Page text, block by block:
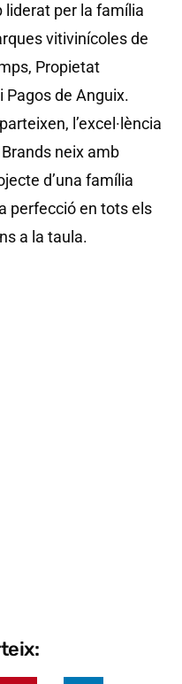
liderat per la família
vitivinícoles de
Propietat
Pagos de Anguix.
l’excel·lència
neix amb
d’una família
perfecció en tots els
a la taula.